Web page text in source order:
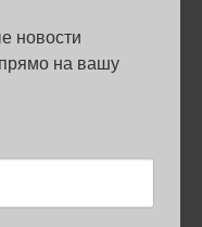
новости
на вашу